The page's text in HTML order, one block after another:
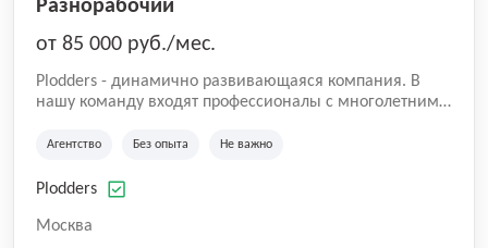
Разнорабочий
от 85 000 руб./мес.
Plodders - динамично развивающаяся компания. В
нашу команду входят профессионалы с многолетним
на рынке аутсорсинга, а накопленный опыт позволяют
оказываемых услуг.
Агентство Без опыта Не важно
Plodders
Москва